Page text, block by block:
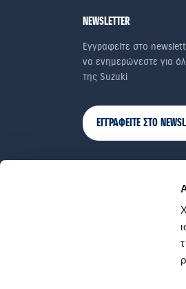
NEWSLETTER
Εγγραφείτε στο
να ενημερώνεστε για
της Suzuki
ΕΓΓΡΑΦΕΙΤΕ ΣΤΟ